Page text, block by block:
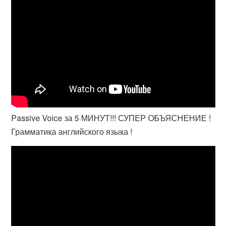
Passive Voice за 5 МИНУТ!!! СУПЕР ОБЪЯСНЕНИЕ !
Грамматика английского языка !